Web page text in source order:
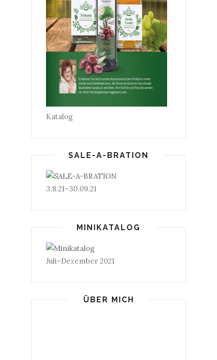
Katalog
SALE-A-BRATION
3.8.21–30.09.21
MINIKATALOG
Juli–Dezember 2021
ÜBER MICH